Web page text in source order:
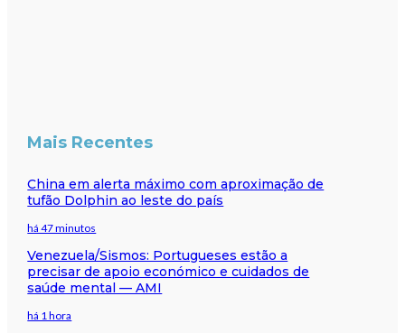
Mais Recentes
China em alerta máximo com aproximação de
tufão Dolphin ao leste do país
há 47 minutos
Venezuela/Sismos: Portugueses estão a
precisar de apoio económico e cuidados de
saúde mental — AMI
há 1 hora